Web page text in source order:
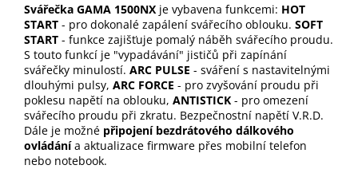
Svářečka GAMA 1500NX je vybavena funkcemi: HOT
START - pro dokonalé zapálení svářecího oblouku. SOFT
START - funkce zajišťuje pomalý náběh svářecího proudu.
S touto funkcí je "vypadávání" jističů při zapínání
svářečky minulostí. ARC PULSE - sváření s nastavitelnými
dlouhými pulsy, ARC FORCE - pro zvyšování proudu při
poklesu napětí na oblouku, ANTISTICK - pro omezení
svářecího proudu při zkratu. Bezpečnostní napětí V.R.D.
Dále je možné připojení bezdrátového dálkového
ovládánía aktualizace firmware přes mobilní telefon
nebo notebook.